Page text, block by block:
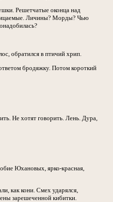
Решетчатые оконца над
Личины? Морды? Чью
обратился в птичий хрип.
бродяжку. Потом короткий
Не хотят говорить. Лень. Дура,
Юхановых, ярко-красная,
как кони. Смех ударялся,
зарешеченной кибитки.